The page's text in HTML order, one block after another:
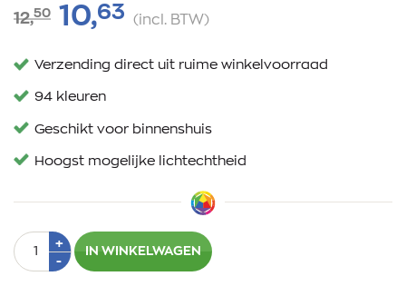
12,50 10,63 (incl. BTW)
Verzending direct uit ruime winkelvoorraad
94 kleuren
Geschikt voor binnenshuis
Hoogst mogelijke lichtechtheid
Aantal+Plus
-Min
IN WINKELWAGEN